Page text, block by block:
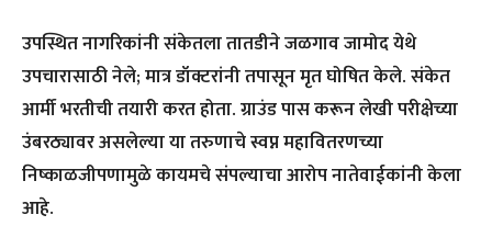
उपस्थित नागरिकांनी संकेतला तातडीने जळगाव जामोद येथे
उपचारासाठी नेले; मात्र डॉक्टरांनी तपासून मृत घोषित केले. संकेत
आर्मी भरतीची तयारी करत होता. ग्राउंड पास करून लेखी परीक्षेच्या
उंबरठ्यावर असलेल्या या तरुणाचे स्वप्न महावितरणच्या
निष्काळजीपणामुळे कायमचे संपल्याचा आरोप नातेवाईकांनी केला
आहे.